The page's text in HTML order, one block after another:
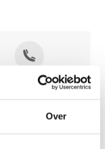
Over